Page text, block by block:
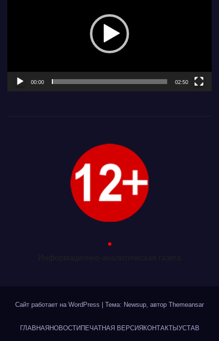
00:00 02:50
.
Сайт работает на WordPress | Тема: Newsup, автор Themeansar
ГЛАВНАЯ НОВОСТИ ПЕЧАТНАЯ ВЕРСИЯ КОНТАКТЫ УСТАВ